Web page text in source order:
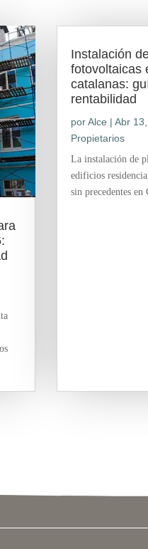
Instalación
fotovoltaicas
catalanas:
rentabilidad
porAlce | Abr
Propietarios
La instalación de
edificios
sin precedentes en